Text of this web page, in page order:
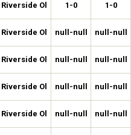
Riverside Ol 1-0 1-0
Riverside Ol null-null null-null
Riverside Ol null-null null-null
Riverside Ol null-null null-null
Riverside Ol null-null null-null